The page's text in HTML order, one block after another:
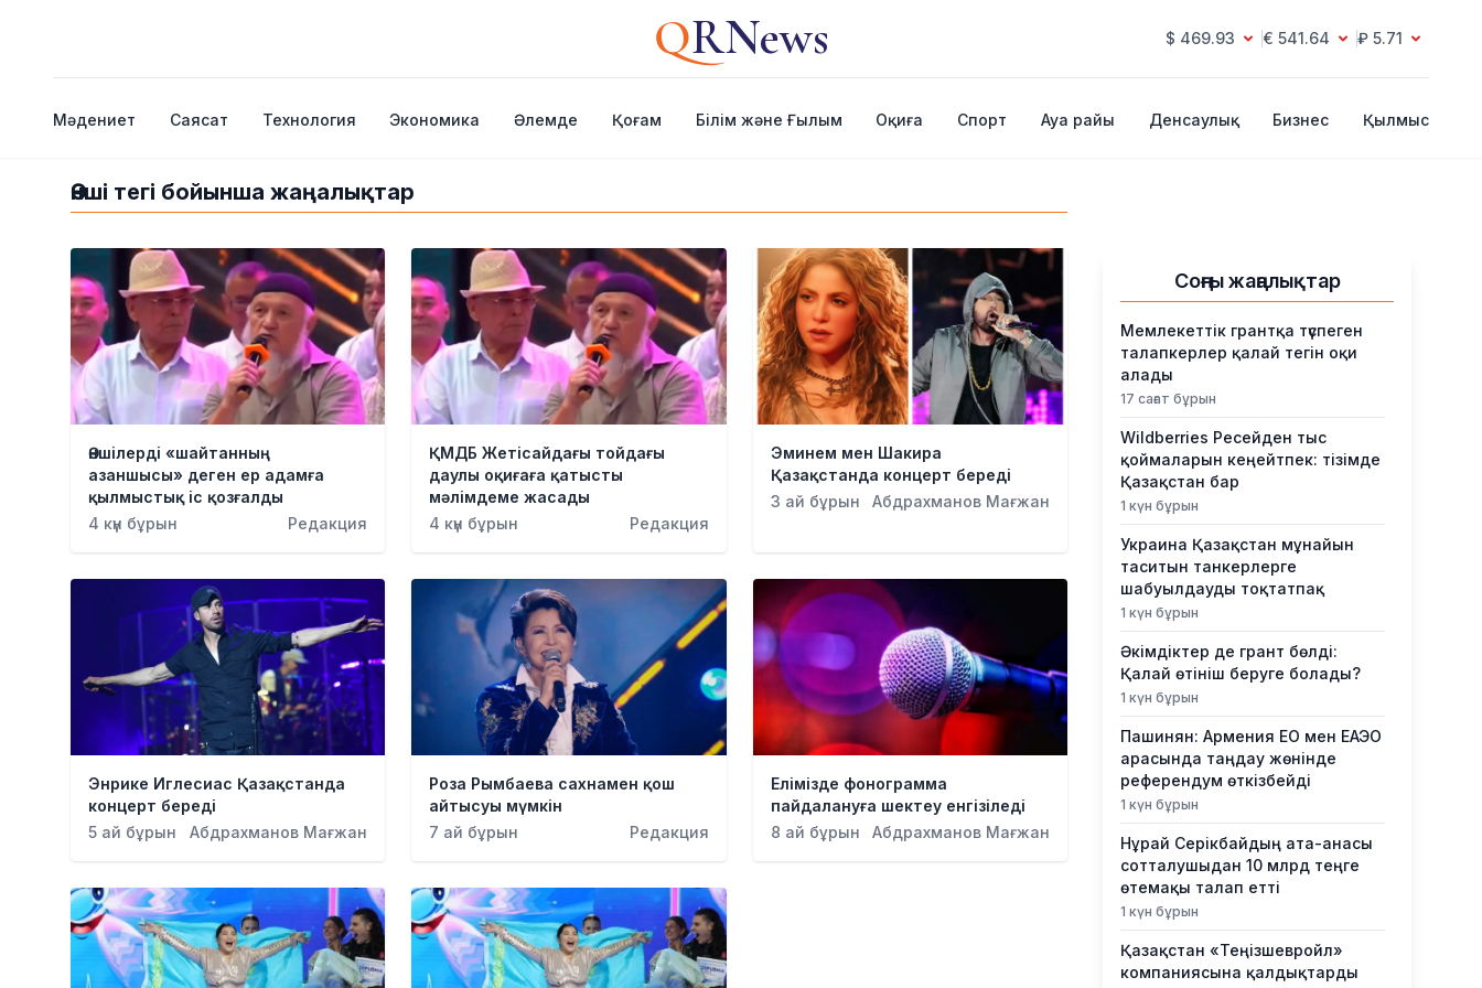
QRNews $ 469.93 € 541.64 ₽ 5.71
Мәдениет Саясат Технология Экономика Әлемде Қоғам Білім және Ғылым Оқиға Спорт Ауа райы Денсаулық Бизнес Қылмыс
Әнші тегі бойынша жаңалықтар
Әншілерді «шайтанның
азаншысы» деген ер адамға
қылмыстық іс қозғалды
4 күн бұрын
Редакция
ҚМДБ Жетісайдағы тойдағы
даулы оқиғаға қатысты
мәлімдеме жасады
4 күн бұрын
Редакция
Эминем мен Шакира
Қазақстанда концерт береді
3 ай бұрын
Абдрахманов Мағжан
Энрике Иглесиас Қазақстанда
концерт береді
5 ай бұрын
Абдрахманов Мағжан
Роза Рымбаева сахнамен қош
айтысуы мүмкін
7 ай бұрын
Редакция
Елімізде фонограмма
пайдалануға шектеу енгізіледі
8 ай бұрын
Абдрахманов Мағжан
Соңғы жаңалықтар
Мемлекеттік грантқа түспеген
талапкерлер қалай тегін оқи
алады
17 сағат бұрын
Wildberries Ресейден тыс
қоймаларын кеңейтпек: тізімде
Қазақстан бар
1 күн бұрын
Украина Қазақстан мұнайын
таситын танкерлерге
шабуылдауды тоқтатпақ
1 күн бұрын
Әкімдіктер де грант бөлді:
Қалай өтініш беруге болады?
1 күн бұрын
Пашинян: Армения ЕО мен ЕАЭО
арасында таңдау жөнінде
референдум өткізбейді
1 күн бұрын
Нұрай Серікбайдың ата-анасы
сотталушыдан 10 млрд теңге
өтемақы талап етті
1 күн бұрын
Қазақстан «Теңізшевройл»
компаниясына қалдықтарды